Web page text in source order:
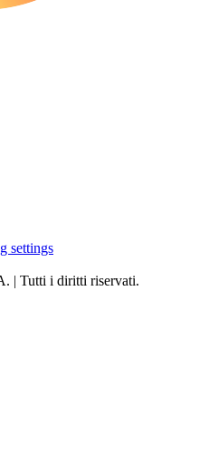
settings
| Tutti i diritti riservati.